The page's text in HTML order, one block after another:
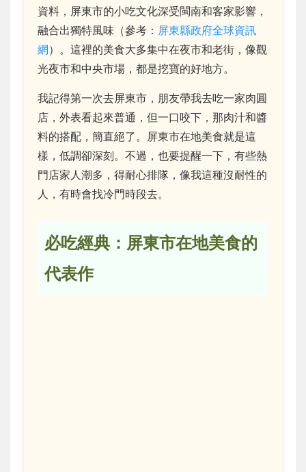
資料，屏東市的小吃文化深受閩南和客家影響，
融合出獨特風味（參考： 屏東縣政府全球資訊
網）。這裡的美食大多集中在夜市和老街，像觀
光夜市和中央市場，都是挖寶的好地方。
我記得第一次去屏東市，朋友帶我去吃一家肉圓
店，外表看起來普通，但一口咬下，那肉汁和醬
料的搭配，簡直絕了。屏東市在地美食就是這
樣，低調卻深刻。不過，也要提醒一下，有些熱
門店家人潮多，得耐心排隊，像我這種沒耐性的
人，有時會找冷門時段去。
必吃經典：屏東市在地美食的
代表作